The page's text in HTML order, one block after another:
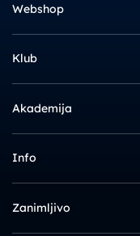
Webshop
Klub
Akademija
Info
Zanimljivo